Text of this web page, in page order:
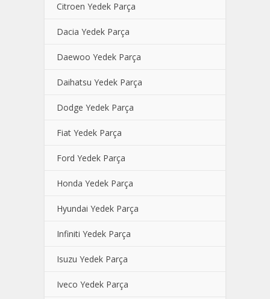
Citroen Yedek Parça
Dacia Yedek Parça
Daewoo Yedek Parça
Daihatsu Yedek Parça
Dodge Yedek Parça
Fiat Yedek Parça
Ford Yedek Parça
Honda Yedek Parça
Hyundai Yedek Parça
Infiniti Yedek Parça
Isuzu Yedek Parça
Iveco Yedek Parça